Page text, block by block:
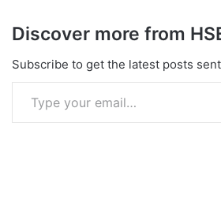
Discover more from
Subscribe to get the latest posts
Type your email…